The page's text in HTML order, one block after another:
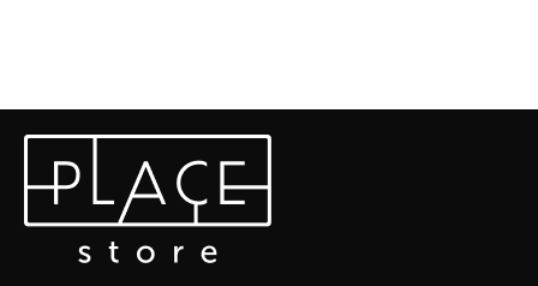
Odebírat newsletter
Vložte svůj e-mail a my vám budeme zasílat informace o
nových produktech na našem e-shopu.